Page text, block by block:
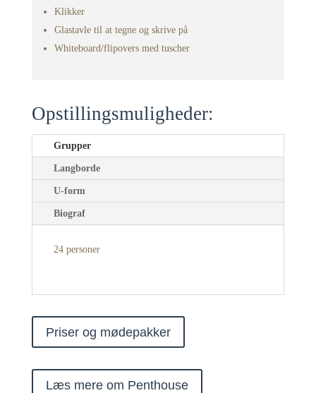
Klikker
Glastavle til at tegne og skrive på
Whiteboard/flipovers med tuscher
Opstillingsmuligheder:
Grupper
Langborde
U-form
Biograf
24 personer
Priser og mødepakker
Læs mere om Penthouse